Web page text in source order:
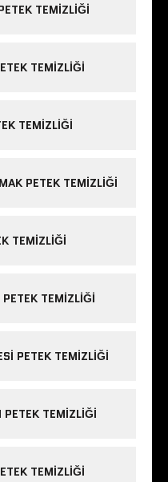
TEMIZLIĞI
TEMIZLIĞI
TEMIZLIĞI
PETEK TEMIZLIĞI
TEMIZLIĞI
TEMIZLIĞI
PETEK TEMIZLIĞI
PETEK TEMIZLIĞI
TEMIZLIĞI